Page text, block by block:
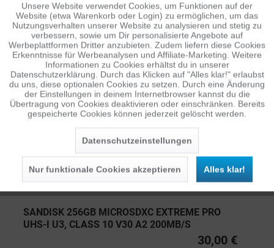
ÄHNLICHE ARTIKEL
Diese Artikel sind dem Produkt ähnlich ...mehr
Persönliche Empfehlungen
SANDISK 256GB MICROSDXC EXTREME PRO
UHS-I U3, CLASS 10 V30 A2 200MB/S
30,00 €
Funktionale Aktiv
Tracking Inaktiv
Personalisierung Inaktiv
Service Inaktiv
Unsere Website verwendet Cookies, um Funktionen auf der
Website (etwa Warenkorb oder Login) zu ermöglichen, um das
Nutzungsverhalten unserer Website zu analysieren und stetig zu
verbessern, sowie um Dir personalisierte Angebote auf
Werbeplattformen Dritter anzubieten. Zudem liefern diese Cookies
Erkenntnisse für Werbeanalysen und Affiliate-Marketing. Weitere
Informationen zu Cookies erhältst du in unserer
Datenschutzerklärung. Durch das Klicken auf "Alles klar!" erlaubst
du uns, diese optionalen Cookies zu setzen. Durch eine Änderung
der Einstellungen in deinem Internetbrowser kannst du die
Übertragung von Cookies deaktivieren oder einschränken. Bereits
gespeicherte Cookies können jederzeit gelöscht werden.
Datenschutzeinstellungen
Nur funktionale Cookies akzeptieren Alles klar!